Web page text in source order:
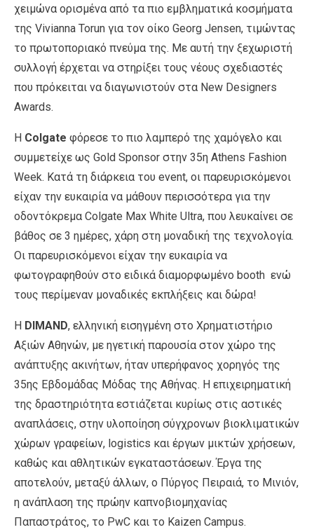
χειμώνα ορισμένα από τα πιο εμβληματικά κοσμήματα
της Vivianna Torun για τον οίκο Georg Jensen, τιμώντας
το πρωτοποριακό πνεύμα της. Με αυτή την ξεχωριστή
συλλογή έρχεται να στηρίξει τους νέους σχεδιαστές
που πρόκειται να διαγωνιστούν στα New Designers
Awards.
Η Colgate φόρεσε το πιο λαμπερό της χαμόγελο και
συμμετείχε ως Gold Sponsor στην 35η Athens Fashion
Week. Κατά τη διάρκεια του event, οι παρευρισκόμενοι
είχαν την ευκαιρία να μάθουν περισσότερα για την
οδοντόκρεμα Colgate Max White Ultra, που λευκαίνει σε
βάθος σε 3 ημέρες, χάρη στη μοναδική της τεχνολογία.
Οι παρευρισκόμενοι είχαν την ευκαιρία να
φωτογραφηθούν στο ειδικά διαμορφωμένο booth ενώ
τους περίμεναν μοναδικές εκπλήξεις και δώρα!
Η DIMAND, ελληνική εισηγμένη στο Χρηματιστήριο
Αξιών Αθηνών, με ηγετική παρουσία στον χώρο της
ανάπτυξης ακινήτων, ήταν υπερήφανος χορηγός της
35ης Εβδομάδας Μόδας της Αθήνας. H επιχειρηματική
της δραστηριότητα εστιάζεται κυρίως στις αστικές
αναπλάσεις, στην υλοποίηση σύγχρονων βιοκλιματικών
χώρων γραφείων, logistics και έργων μικτών χρήσεων,
καθώς και αθλητικών εγκαταστάσεων. Έργα της
αποτελούν, μεταξύ άλλων, ο Πύργος Πειραιά, το Μινιόν,
η ανάπλαση της πρώην καπνοβιομηχανίας
Παπαστράτος, το PwC και το Kaizen Campus.